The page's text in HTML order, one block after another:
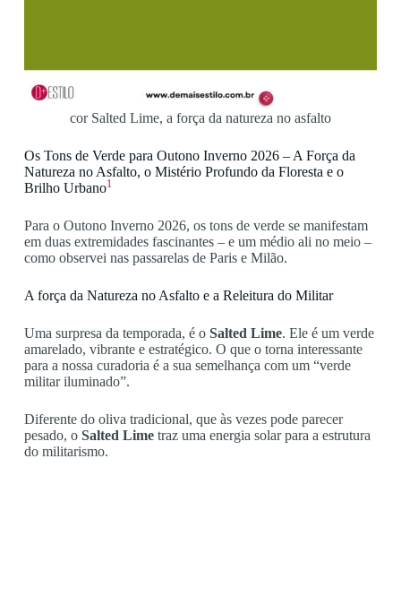
cor Salted Lime, a força da natureza no asfalto
Os Tons de Verde para Outono Inverno 2026 – A Força da
Natureza no Asfalto, o Mistério Profundo da Floresta e o
Brilho Urbano1
Para o Outono Inverno 2026, os tons de verde se manifestam
em duas extremidades fascinantes – e um médio ali no meio –
como observei nas passarelas de Paris e Milão.
A força da Natureza no Asfalto e a Releitura do Militar
Uma surpresa da temporada, é o Salted Lime. Ele é um verde
amarelado, vibrante e estratégico. O que o torna interessante
para a nossa curadoria é a sua semelhança com um “verde
militar iluminado”.
Diferente do oliva tradicional, que às vezes pode parecer
pesado, o Salted Limetraz uma energia solar para a estrutura
do militarismo.